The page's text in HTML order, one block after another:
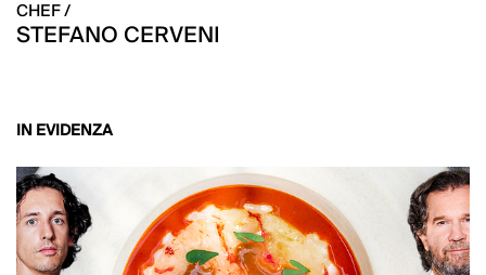
CHEF /
STEFANO CERVENI
IN EVIDENZA